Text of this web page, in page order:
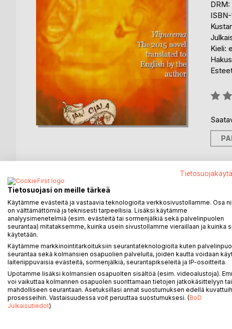
DRM:
Kieli:
KUVAUS
Notes of a summer in captivity: Overbite tells a
impossibleness.
In the summer of 2013, four criminals escape
poisoned. Walking along a field in the moments
lawyer, Gabriel. They wonder if they've been
details about the Sundberg-brothers -- the criminal
Years ago the Sundberg-brothers escaped home,
they've been passively channeling their hatred and
The journey Jorma, Matti, Petri and Sami set out
Tietosuojasi on meille tärkeä
Käytämme evästeitä ja vastaavia teknologioita verkkosivustollamme. Osa
on välttämättömiä ja teknisesti tarpeellisia. Lisäksi käytämme
analyysimenetelmiä (esim. evästeitä tai sormenjälkiä sekä palvelinpuolen
seurantaa) mitataksemme, kuinka usein sivustollamme vieraillaan ja kuinka
käytetään.
Käytämme markkinointitarkoituksiin seurantateknologioita kuten
seurantaa sekä kolmansien osapuolien palveluita, joiden kautta voidaan
laiteriippuvaisia evästeitä, sormenjälkiä, seurantapikseleitä ja IP-osoitteita.
Upotamme lisäksi kolmansien osapuolten sisältöä (esim. videoalustoja).
voi vaikuttaa kolmannen osapuolen suorittamaan tietojen jatkokäsittelyyn tai
mahdolliseen seurantaan. Asetuksillasi annat suostumuksen edellä
prosesseihin. Vastaisuudessa voit peruuttaa suostumuksesi. (BoD
Julkaisutiedot)